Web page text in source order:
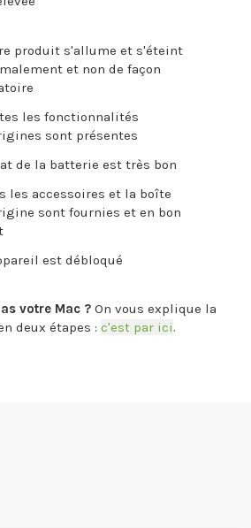
produit s'allume et s'éteint
et non de façon
les fonctionnalités
sont présentes
de la batterie est très bon
les accessoires et la boîte
sont fournies et en bon
est débloqué
votre Mac ?On vous explique la
deux étapes : c'est par ici.